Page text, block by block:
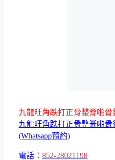
九龍旺角跌打正骨整脊啪
九龍旺角跌打正骨整脊啪
(Whatsapp預約)
電話： 852-28021198